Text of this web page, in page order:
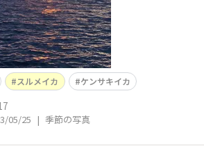
スルメイカ ケンサキイカ
05/25 | 季節の写真